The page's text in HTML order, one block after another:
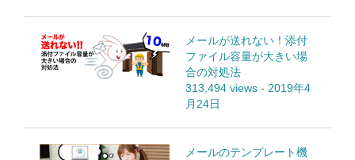
メールが送れない！添付
ファイル容量が大きい場
合の対処法
313,494 views - 2019年4
月24日
メールのテンプレート機